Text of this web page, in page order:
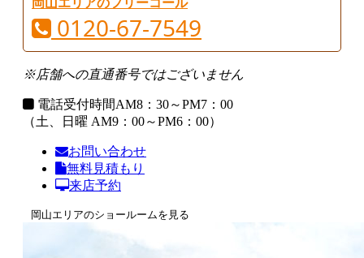
0120-67-7549
※店舗への直通番号ではございません
電話受付時間AM8：30～PM7：00
（土、日曜 AM9：00～PM6：00）
お問い合わせ
無料見積もり
来店予約
岡山エリアのショールームを見る